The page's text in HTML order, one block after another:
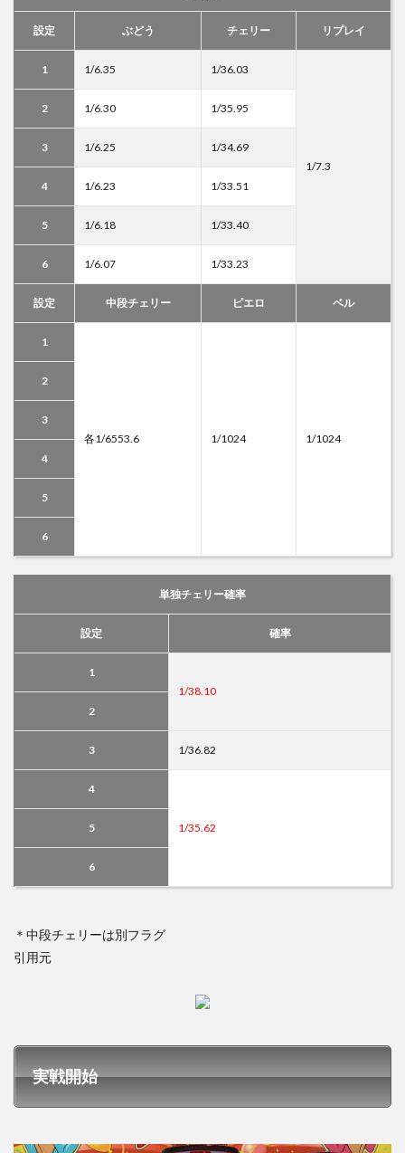
設定 ぶどう チェリー リプレイ
1 1/6.35 1/36.03
1/7.3
2 1/6.30 1/35.95
3 1/6.25 1/34.69
4 1/6.23 1/33.51
5 1/6.18 1/33.40
6 1/6.07 1/33.23
設定 中段チェリー ピエロ ベル
1
各1/6553.6 1/1024 1/1024
2
3
4
5
6
単独チェリー確率
設定 確率
1
1/38.10
2
3 1/36.82
4
1/35.62
5
6
＊中段チェリーは別フラグ
引用元
実戦開始